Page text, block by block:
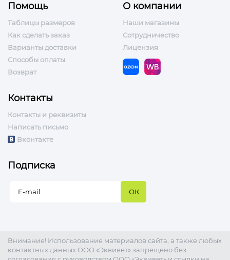
Помощь
Таблицы размеров
Как сделать заказ
Варианты доставки
Способы оплаты
Возврат
О компании
Наши магазины
Сотрудничество
Лицензия
Контакты
Контакты и реквизиты
Написать письмо
Вконтакте
Подписка
Внимание! Использование материалов сайта, а также любых
контактных данных ООО «Эквивет» запрещено без